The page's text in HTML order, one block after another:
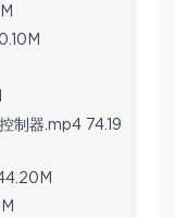
制器.mp4 74.19